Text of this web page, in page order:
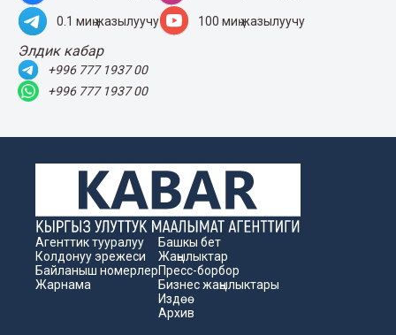
0.1 миң жазылуучу 100 миң жазылуучу
Элдик кабар
+996 777 1937 00
+996 777 1937 00
Агенттик тууралуу
Колдонуу эрежеси
Байланыш номерлер
Жарнама
Башкы бет
Жаңылыктар
Пресс-борбор
Бизнес жаңылыктары
Издөө
Архив